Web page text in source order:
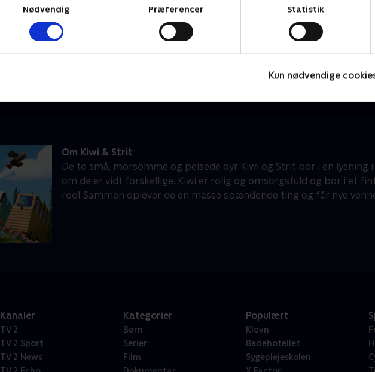
Nødvendig
Præferencer Statistik
Kun nødvendige
Om Kiwi & Strit
De to små, morsomme og pelsede dyr Kiwi og Strit bor i en lysning i
om de er vidt forskellige. Kiwi er rolig og omsorgsfuld og bor i et
rod! Sammen oplever de en masse spændende ting og får nye
Kanaler
TV 2
TV 2 Sport
TV 2 News
Kategorier
Børn
Serier
Film
Populært
Klovn
Badehotellet
Sygeplejeskolen